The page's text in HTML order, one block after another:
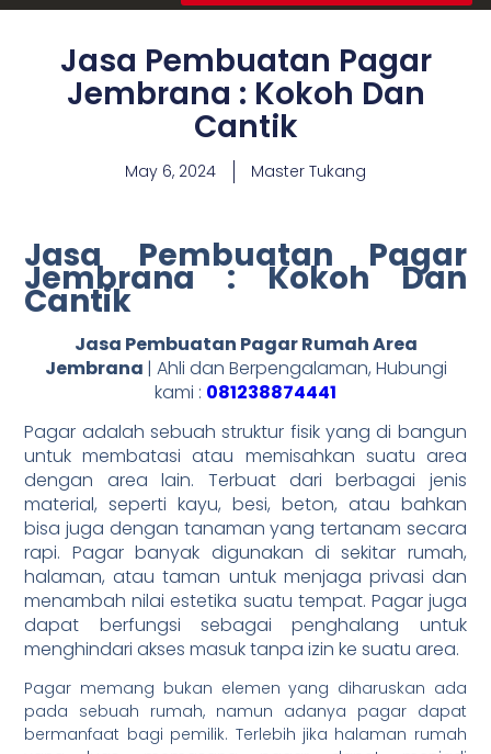
Jasa Pembuatan Pagar
Jembrana : Kokoh Dan
Cantik
May 6, 2024 Master Tukang
Jasa Pembuatan Pagar
Jembrana : Kokoh Dan
Cantik
Jasa Pembuatan Pagar Rumah Area
Jembrana | Ahli dan Berpengalaman, Hubungi
kami : 081238874441
Pagar adalah sebuah struktur fisik yang di bangun
untuk membatasi atau memisahkan suatu area
dengan area lain. Terbuat dari berbagai jenis
material, seperti kayu, besi, beton, atau bahkan
bisa juga dengan tanaman yang tertanam secara
rapi. Pagar banyak digunakan di sekitar rumah,
halaman, atau taman untuk menjaga privasi dan
menambah nilai estetika suatu tempat. Pagar juga
dapat berfungsi sebagai penghalang untuk
menghindari akses masuk tanpa izin ke suatu area.
Pagar memang bukan elemen yang diharuskan ada
pada sebuah rumah, namun adanya pagar dapat
bermanfaat bagi pemilik. Terlebih jika halaman rumah